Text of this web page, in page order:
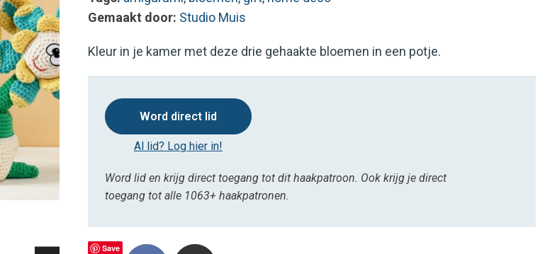
Gemaakt door: Studio Muis
Kleur in je kamer met deze drie gehaakte bloemen in een potje.
Word direct lid
Al lid? Log hier in!
Word lid en krijg direct toegang tot dit haakpatroon. Ook krijg je direct
toegang tot alle 1063+ haakpatronen.
Save